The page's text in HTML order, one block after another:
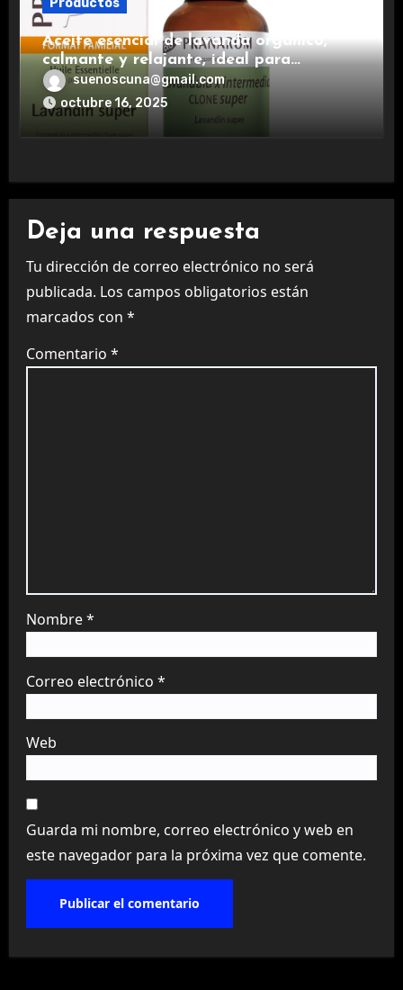
Productos
Aceite esencial de lavanda orgánico,
calmante y relajante, ideal para
aromaterapia.
suenoscuna@gmail.com
octubre 16, 2025
Deja una respuesta
Tu dirección de correo electrónico no será
publicada. Los campos obligatorios están
marcados con *
Comentario *
Nombre*
Correo electrónico *
Web
Guarda mi nombre, correo electrónico y web en
este navegador para la próxima vez que comente.